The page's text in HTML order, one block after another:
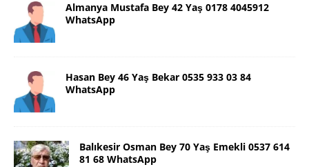
Almanya Mustafa Bey 42 Yaş 0178 4045912
WhatsApp
Hasan Bey 46 Yaş Bekar 0535 933 03 84
WhatsApp
Balıkesir Osman Bey 70 Yaş Emekli 0537 614
81 68 WhatsApp